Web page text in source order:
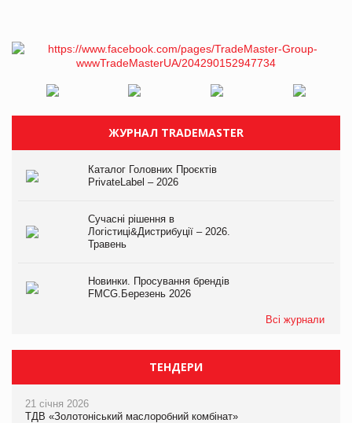
ЖУРНАЛ TRADEMASTER
Каталог Головних Проєктів
PrivateLabel – 2026
Сучасні рішення в
Логістиці&Дистрибуції – 2026.
Травень
Новинки. Просування брендів
FMCG.Березень 2026
Всі журнали
ТЕНДЕРИ
21 січня 2026
ТДВ «Золотоніський маслоробний комбінат»